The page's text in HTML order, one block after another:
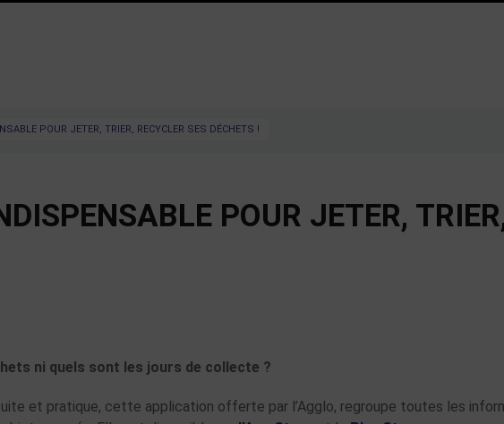
POUR JETER, TRIER, RECYCLER SES DÉCHETS !
POUR JETER,
ni quels sont les jours de collecte ?
et pratique, cette application offerte par l’Agglo, regroupe toutes les